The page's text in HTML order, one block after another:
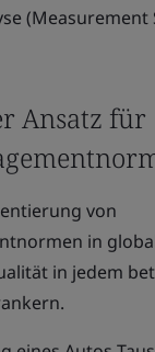
(Measurement
Ansatz für
von
in
in jedem